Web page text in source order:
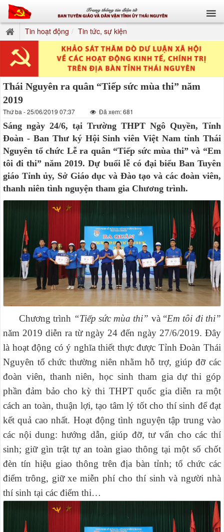
Tin hoạt động Tin tức, sự kiện
Thái Nguyên ra quân “Tiếp sức mùa thi” năm
2019
Thứ ba - 25/06/2019 07:37 Đã xem: 681
Sáng ngày 24/6, tại Trường THPT Ngô Quyền, Tỉnh
Đoàn - Ban Thư ký Hội Sinh viên Việt Nam tỉnh Thái
Nguyên tổ chức Lễ ra quân “Tiếp sức mùa thi” và “Em
tôi đi thi” năm 2019. Dự buổi lễ có đại biểu Ban Tuyên
giáo Tỉnh ủy, Sở Giáo dục và Đào tạo và các đoàn viên,
thanh niên tình nguyện tham gia Chương trình.
Chương trình “Tiếp sức mùa thi” và “Em tôi đi thi”
năm 2019 diễn ra từ ngày 24 đến ngày 27/6/2019. Đây
là hoạt động có ý nghĩa thiết thực được Tỉnh Đoàn Thái
Nguyên tổ chức thường niên nhằm hỗ trợ, giúp đỡ các
đoàn viên, thanh niên, học sinh tham gia dự thi góp
phần đảm bảo cho kỳ thi THPT quốc gia diễn ra một
cách an toàn, thuận lợi, tạo tâm lý tốt cho thí sinh để đạt
kết quả cao nhất. Hoạt động tình nguyện tập trung vào
các nội dung: hướng dẫn, giúp đỡ, tư vấn cho các thí
sinh; giữ gìn trật tự an toàn giao thông tại một số chốt
đèn tín hiệu giao thông trên địa bàn tỉnh; tổ chức các
điểm trông, giữ xe miễn phí cho thí sinh và người nhà
thí sinh tại các điểm thi…